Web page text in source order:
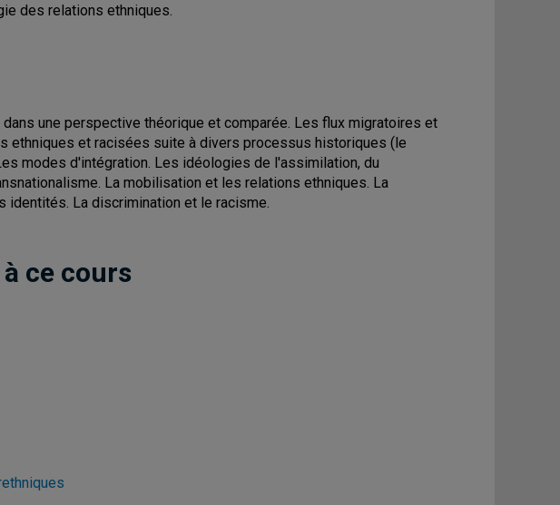
des relations ethniques.
une perspective théorique et comparée. Les flux migratoires et
ethniques et racisées suite à divers processus historiques (le
modes d'intégration. Les idéologies de l'assimilation, du
La mobilisation et les relations ethniques. La
La discrimination et le racisme.
ce cours